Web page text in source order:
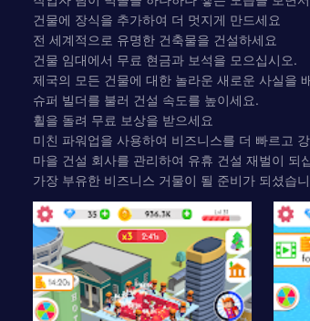
건물에 장식을 추가하여 더 멋지게 만드세요
전 세계적으로 유명한 건축물을 건설하세요
건물 임대에서 무료 현금과 보석을 모으십시오.
제국의 모든 건물에 대한 놀라운 새로운 사실을
슈퍼 빌더를 불러 건설 속도를 높이세요.
휠을 돌려 무료 보상을 받으세요
미친 파워업을 사용하여 비즈니스를 더 빠르고
마을 건설 회사를 관리하여 유휴 건설 재벌이 되
가장 부유한 비즈니스 거물이 될 준비가 되셨습